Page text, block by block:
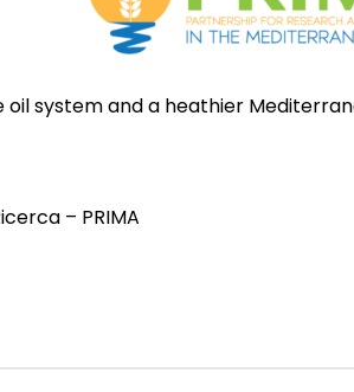
oil system and a heathier
– PRIMA